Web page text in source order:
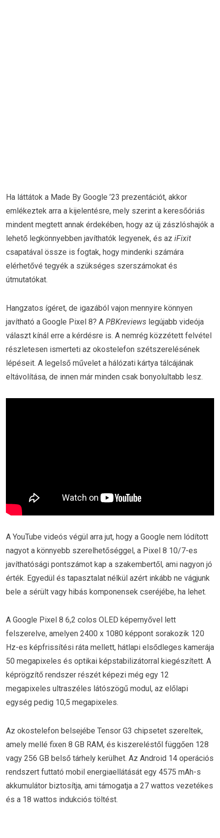
Ha láttátok a Made By Google ’23 prezentációt, akkor
emlékeztek arra a kijelentésre, mely szerint a keresőóriás
mindent megtett annak érdekében, hogy az új zászlóshajók a
lehető legkönnyebben javíthatók legyenek, és az iFixit
csapatával össze is fogtak, hogy mindenki számára
elérhetővé tegyék a szükséges szerszámokat és
útmutatókat.
Hangzatos ígéret, de igazából vajon mennyire könnyen
javítható a Google Pixel 8? A PBKreviews legújabb videója
választ kínál erre a kérdésre is. A nemrég közzétett felvétel
részletesen ismerteti az okostelefon szétszerelésének
lépéseit. A legelső művelet a hálózati kártya tálcájának
eltávolítása, de innen már minden csak bonyolultabb lesz.
A YouTube videós végül arra jut, hogy a Google nem lódított
nagyot a könnyebb szerelhetőséggel, a Pixel 8 10/7-es
javíthatósági pontszámot kap a szakembertől, ami nagyon jó
érték. Egyedül és tapasztalat nélkül azért inkább ne vágjunk
bele a sérült vagy hibás komponensek cseréjébe, ha lehet.
A Google Pixel 8 6,2 colos OLED képernyővel lett
felszerelve, amelyen 2400 x 1080 képpont sorakozik 120
Hz-es képfrissítési ráta mellett, hátlapi elsődleges kamerája
50 megapixeles és optikai képstabilizátorral kiegészített. A
képrögzítő rendszer részét képezi még egy 12
megapixeles ultraszéles látószögű modul, az előlapi
egység pedig 10,5 megapixeles.
Az okostelefon belsejébe Tensor G3 chipsetet szereltek,
amely mellé fixen 8 GB RAM, és kiszereléstől függően 128
vagy 256 GB belső tárhely kerülhet. Az Android 14 operációs
rendszert futtató mobil energiaellátását egy 4575 mAh-s
akkumulátor biztosítja, ami támogatja a 27 wattos vezetékes
és a 18 wattos indukciós töltést.